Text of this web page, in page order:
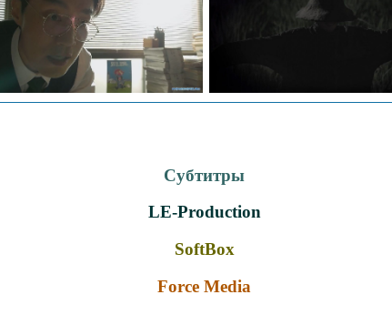
Субтитры
LE-Production
SoftBox
Force Media